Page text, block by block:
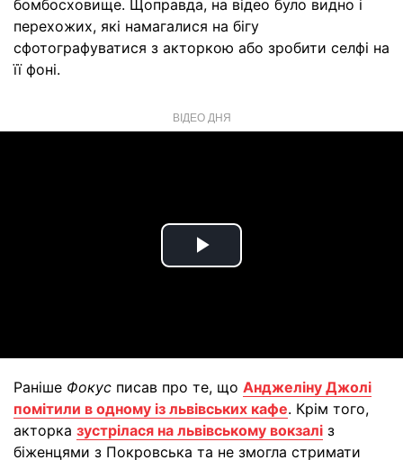
бомбосховище. Щоправда, на відео було видно і
перехожих, які намагалися на бігу
сфотографуватися з акторкою або зробити селфі на
її фоні.
ВІДЕО ДНЯ
Play
Раніше Фокус писав про те, що Анджеліну Джолі
помітили в одному із львівських кафе. Крім того,
акторка зустрілася на львівському вокзалі з
біженцями з Покровська та не змогла стримати